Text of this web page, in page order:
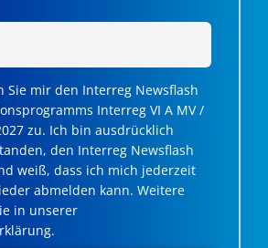
Sie mir den Interreg Newsflash
Interreg VI A MV /
zu. Ich bin ausdrücklich
den Interreg Newsflash
weiß, dass ich mich jederzeit
abmelden kann. Weitere
in unserer